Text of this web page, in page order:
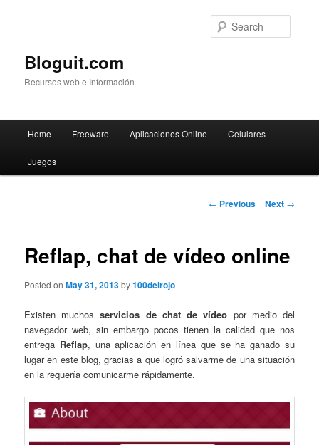
Bloguit.com
Recursos web e Información
Skip
to
Home Freeware Aplicaciones Online Celulares
Juegos
Post
← Previous Next →
Reflap, chat de vídeo online
Posted onMay 31, 2013by100delrojo
Existen muchosservicios de chat de vídeo por medio del
navegador web, sin embargo pocos tienen la calidad que nos
entrega Reflap, una aplicación en línea que se ha ganado su
lugar en este blog, gracias a que logró salvarme de una situación
en la requería comunicarme rápidamente.